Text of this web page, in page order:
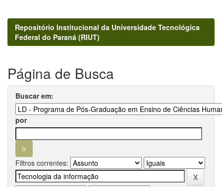
Repositório Institucional da Universidade Tecnológica
Federal do Paraná (RIUT)
Página de Busca
Buscar em:
por
Filtros correntes: